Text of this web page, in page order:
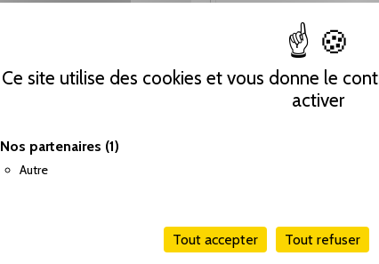
Ce site utilise des cookies et vous donne le
activer
Nos partenaires (1)
Autre
Tout accepter Tout refuser